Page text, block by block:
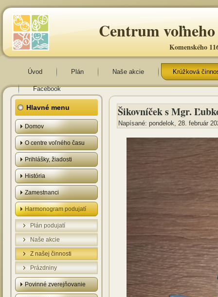
Centrum voľneho
Komenského
Úvod Plán Naše akcie Krúžková
Facebook
Hlavné menu
Domov
O centre voľného času
Prihlášky, žiadosti
História
Zamestnanci
Harmonogram podujatí
Plán podujatí
Naše akcie
Z našej činnosti
Prázdniny
Povinné zverejňovanie
Šikovníček s Mgr.
Napísané: pondelok, 28. február